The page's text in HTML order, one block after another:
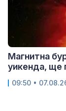
Магнитна
уикенда, ще
09:50 •